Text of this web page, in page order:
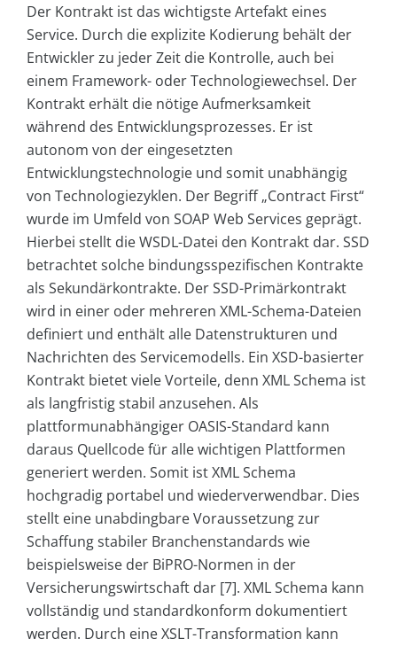
Der Kontrakt ist das wichtigste Artefakt eines
Service. Durch die explizite Kodierung behält der
Entwickler zu jeder Zeit die Kontrolle, auch bei
einem Framework- oder Technologiewechsel. Der
Kontrakt erhält die nötige Aufmerksamkeit
während des Entwicklungsprozesses. Er ist
autonom von der eingesetzten
Entwicklungstechnologie und somit unabhängig
von Technologiezyklen. Der Begriff „Contract First“
wurde im Umfeld von SOAP Web Services geprägt.
Hierbei stellt die WSDL-Datei den Kontrakt dar. SSD
betrachtet solche bindungsspezifischen Kontrakte
als Sekundärkontrakte. Der SSD-Primärkontrakt
wird in einer oder mehreren XML-Schema-Dateien
definiert und enthält alle Datenstrukturen und
Nachrichten des Servicemodells. Ein XSD-basierter
Kontrakt bietet viele Vorteile, denn XML Schema ist
als langfristig stabil anzusehen. Als
plattformunabhängiger OASIS-Standard kann
daraus Quellcode für alle wichtigen Plattformen
generiert werden. Somit ist XML Schema
hochgradig portabel und wiederverwendbar. Dies
stellt eine unabdingbare Voraussetzung zur
Schaffung stabiler Branchenstandards wie
beispielsweise der BiPRO-Normen in der
Versicherungswirtschaft dar [7]. XML Schema kann
vollständig und standardkonform dokumentiert
werden. Durch eine XSLT-Transformation kann